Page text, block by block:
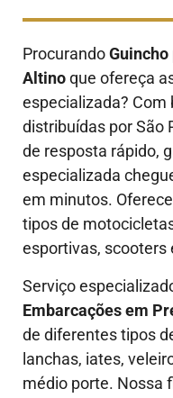
Procurando
Altinoque ofereça
especializada?
distribuídas por São
de resposta rápido,
especializada
em minutos.
tipos de
esportivas, scooters
Serviço
Embarcações em
de diferentes tipos
lanchas, iates,
médio porte. Nossa